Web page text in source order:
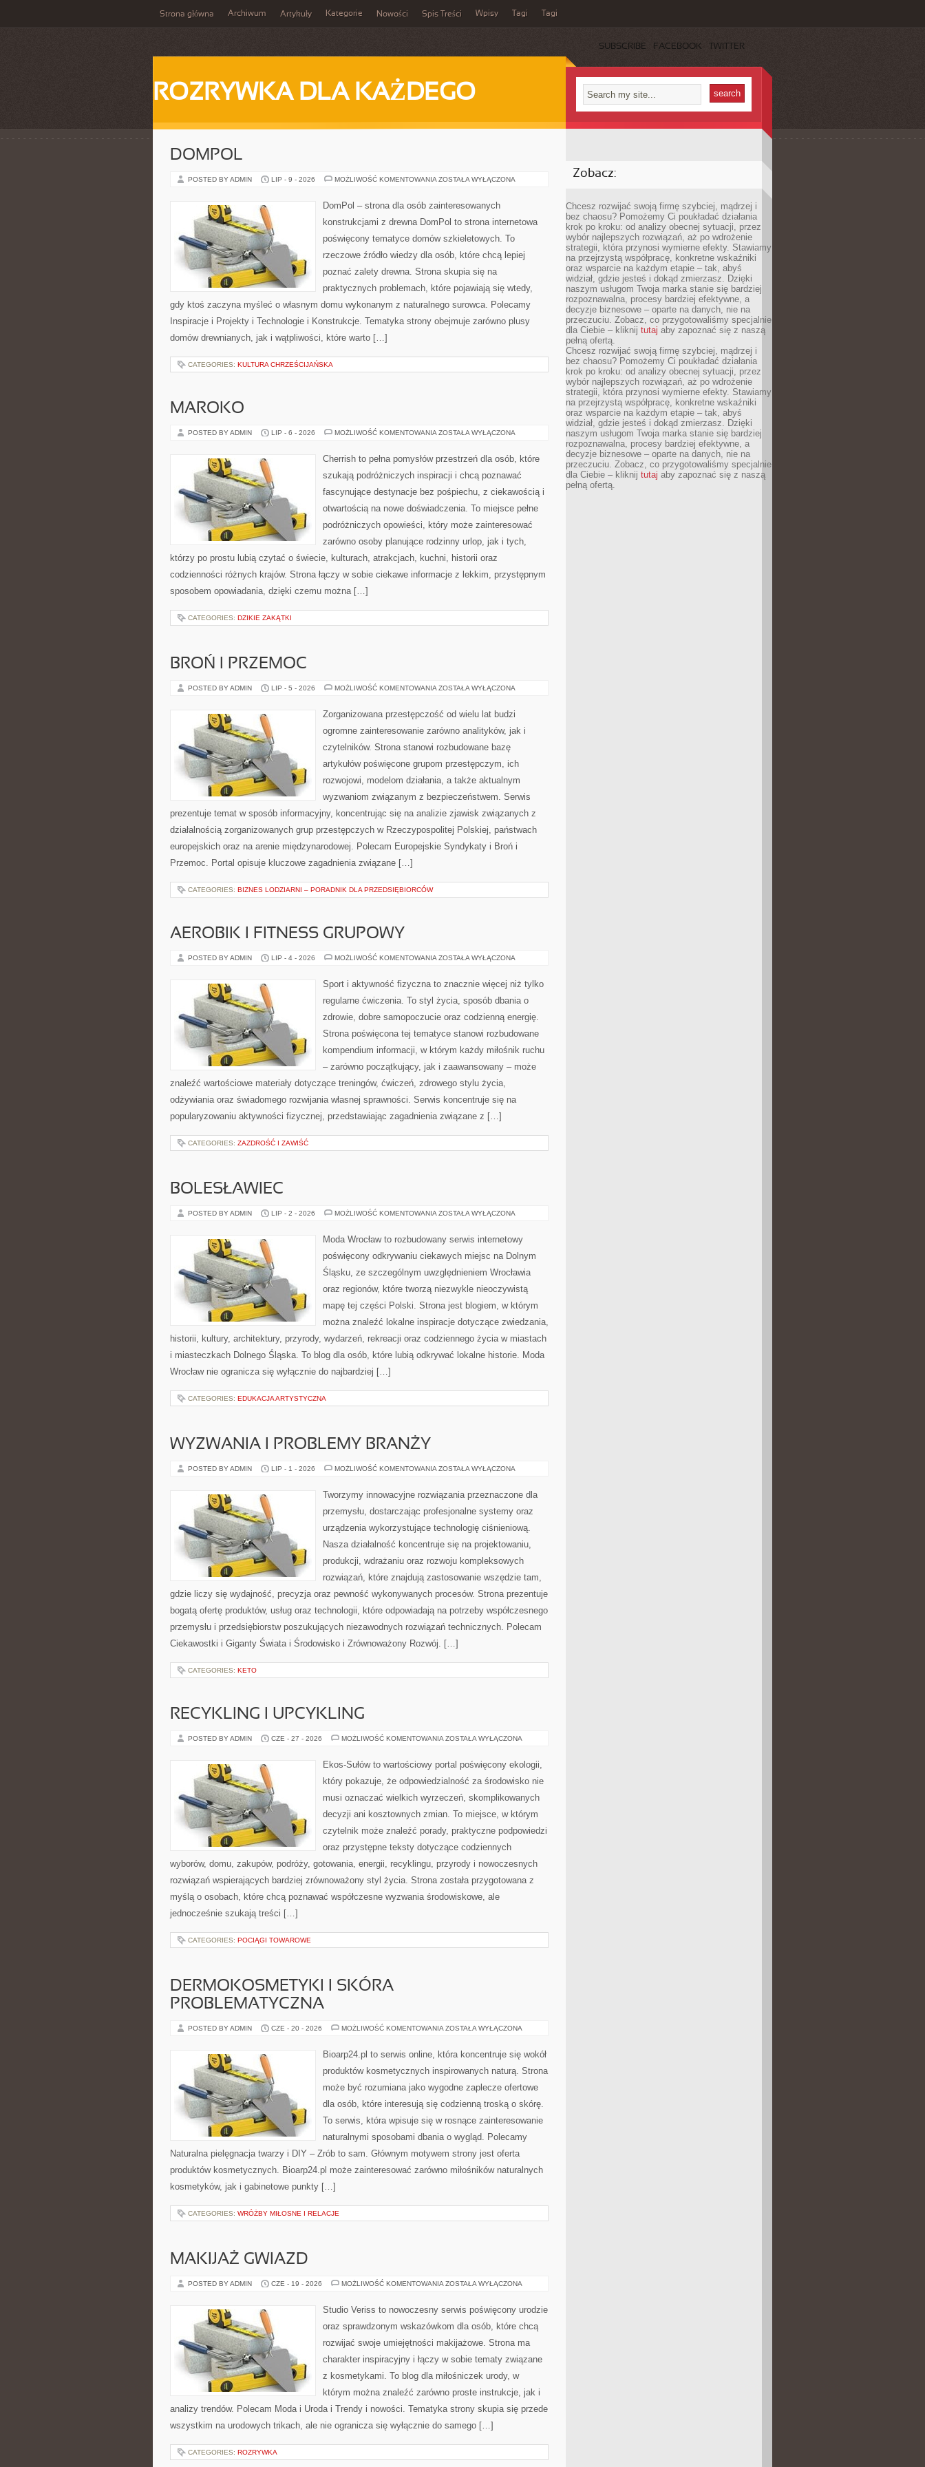
Strona główna Archiwum Artykuły Kategorie Nowości Spis Treści Wpisy Tagi Tagi
SUBSCRIBE FACEBOOK TWITTER
ROZRYWKA DLA KAŻDEGO
DOMPOL
POSTED BY ADMIN LIP - 9 - 2026 MOŻLIWOŚĆ KOMENTOWANIA DOMPOL
ZOSTAŁA WYŁĄCZONA
DomPol – strona dla osób zainteresowanych
konstrukcjami z drewna DomPol to strona internetowa
poświęcony tematyce domów szkieletowych. To
rzeczowe źródło wiedzy dla osób, które chcą lepiej
poznać zalety drewna. Strona skupia się na
praktycznych problemach, które pojawiają się wtedy,
gdy ktoś zaczyna myśleć o własnym domu wykonanym z naturalnego surowca. Polecamy
Inspiracje i Projekty i Technologie i Konstrukcje. Tematyka strony obejmuje zarówno plusy
domów drewnianych, jak i wątpliwości, które warto […]
CATEGORIES: KULTURA CHRZEŚCIJAŃSKA
MAROKO
POSTED BY ADMIN LIP - 6 - 2026 MOŻLIWOŚĆ KOMENTOWANIA MAROKO
ZOSTAŁA WYŁĄCZONA
Cherrish to pełna pomysłów przestrzeń dla osób, które
szukają podróżniczych inspiracji i chcą poznawać
fascynujące destynacje bez pośpiechu, z ciekawością i
otwartością na nowe doświadczenia. To miejsce pełne
podróżniczych opowieści, który może zainteresować
zarówno osoby planujące rodzinny urlop, jak i tych,
którzy po prostu lubią czytać o świecie, kulturach, atrakcjach, kuchni, historii oraz
codzienności różnych krajów. Strona łączy w sobie ciekawe informacje z lekkim, przystępnym
sposobem opowiadania, dzięki czemu można […]
CATEGORIES: DZIKIE ZAKĄTKI
BROŃ I PRZEMOC
POSTED BY ADMIN LIP - 5 - 2026 MOŻLIWOŚĆ KOMENTOWANIA BROŃ
ZOSTAŁA WYŁĄCZONA
Zorganizowana przestępczość od wielu lat budzi
ogromne zainteresowanie zarówno analityków, jak i
czytelników. Strona stanowi rozbudowane bazę
artykułów poświęcone grupom przestępczym, ich
rozwojowi, modelom działania, a także aktualnym
wyzwaniom związanym z bezpieczeństwem. Serwis
prezentuje temat w sposób informacyjny, koncentrując się na analizie zjawisk związanych z
działalnością zorganizowanych grup przestępczych w Rzeczypospolitej Polskiej, państwach
europejskich oraz na arenie międzynarodowej. Polecam Europejskie Syndykaty i Broń i
Przemoc. Portal opisuje kluczowe zagadnienia związane […]
CATEGORIES: BIZNES LODZIARNI – PORADNIK DLA PRZEDSIĘBIORCÓW
AEROBIK I FITNESS GRUPOWY
POSTED BY ADMIN LIP - 4 - 2026 MOŻLIWOŚĆ KOMENTOWANIA AEROBIK
GRUPOWY
ZOSTAŁA WYŁĄCZONA
Sport i aktywność fizyczna to znacznie więcej niż tylko
regularne ćwiczenia. To styl życia, sposób dbania o
zdrowie, dobre samopoczucie oraz codzienną energię.
Strona poświęcona tej tematyce stanowi rozbudowane
kompendium informacji, w którym każdy miłośnik ruchu
– zarówno początkujący, jak i zaawansowany – może
znaleźć wartościowe materiały dotyczące treningów, ćwiczeń, zdrowego stylu życia,
odżywiania oraz świadomego rozwijania własnej sprawności. Serwis koncentruje się na
popularyzowaniu aktywności fizycznej, przedstawiając zagadnienia związane z […]
CATEGORIES: ZAZDROŚĆ I ZAWIŚĆ
BOLESŁAWIEC
POSTED BY ADMIN LIP - 2 - 2026 MOŻLIWOŚĆ KOMENTOWANIA BOLESŁAWIEC
ZOSTAŁA WYŁĄCZONA
Moda Wrocław to rozbudowany serwis internetowy
poświęcony odkrywaniu ciekawych miejsc na Dolnym
Śląsku, ze szczególnym uwzględnieniem Wrocławia
oraz regionów, które tworzą niezwykle nieoczywistą
mapę tej części Polski. Strona jest blogiem, w którym
można znaleźć lokalne inspiracje dotyczące zwiedzania,
historii, kultury, architektury, przyrody, wydarzeń, rekreacji oraz codziennego życia w miastach
i miasteczkach Dolnego Śląska. To blog dla osób, które lubią odkrywać lokalne historie. Moda
Wrocław nie ogranicza się wyłącznie do najbardziej […]
CATEGORIES: EDUKACJA ARTYSTYCZNA
WYZWANIA I PROBLEMY BRANŻY
POSTED BY ADMIN LIP - 1 - 2026 MOŻLIWOŚĆ KOMENTOWANIA WYZWANIA
BRANŻY
ZOSTAŁA WYŁĄCZONA
Tworzymy innowacyjne rozwiązania przeznaczone dla
przemysłu, dostarczając profesjonalne systemy oraz
urządzenia wykorzystujące technologię ciśnieniową.
Nasza działalność koncentruje się na projektowaniu,
produkcji, wdrażaniu oraz rozwoju kompleksowych
rozwiązań, które znajdują zastosowanie wszędzie tam,
gdzie liczy się wydajność, precyzja oraz pewność wykonywanych procesów. Strona prezentuje
bogatą ofertę produktów, usług oraz technologii, które odpowiadają na potrzeby współczesnego
przemysłu i przedsiębiorstw poszukujących niezawodnych rozwiązań technicznych. Polecam
Ciekawostki i Giganty Świata i Środowisko i Zrównoważony Rozwój. […]
CATEGORIES: KETO
RECYKLING I UPCYKLING
POSTED BY ADMIN CZE - 27 - 2026 MOŻLIWOŚĆ KOMENTOWANIA RECYKLING
ZOSTAŁA WYŁĄCZONA
Ekos-Sułów to wartościowy portal poświęcony ekologii,
który pokazuje, że odpowiedzialność za środowisko nie
musi oznaczać wielkich wyrzeczeń, skomplikowanych
decyzji ani kosztownych zmian. To miejsce, w którym
czytelnik może znaleźć porady, praktyczne podpowiedzi
oraz przystępne teksty dotyczące codziennych
wyborów, domu, zakupów, podróży, gotowania, energii, recyklingu, przyrody i nowoczesnych
rozwiązań wspierających bardziej zrównoważony styl życia. Strona została przygotowana z
myślą o osobach, które chcą poznawać współczesne wyzwania środowiskowe, ale
jednocześnie szukają treści […]
CATEGORIES: POCIĄGI TOWAROWE
DERMOKOSMETYKI I SKÓRA
PROBLEMATYCZNA
POSTED BY ADMIN CZE - 20 - 2026 MOŻLIWOŚĆ KOMENTOWANIA DERMOKOSMETYKI
PROBLEMATYCZNA
ZOSTAŁA WYŁĄCZONA
Bioarp24.pl to serwis online, która koncentruje się wokół
produktów kosmetycznych inspirowanych naturą. Strona
może być rozumiana jako wygodne zaplecze ofertowe
dla osób, które interesują się codzienną troską o skórę.
To serwis, która wpisuje się w rosnące zainteresowanie
naturalnymi sposobami dbania o wygląd. Polecamy
Naturalna pielęgnacja twarzy i DIY – Zrób to sam. Głównym motywem strony jest oferta
produktów kosmetycznych. Bioarp24.pl może zainteresować zarówno miłośników naturalnych
kosmetyków, jak i gabinetowe punkty […]
CATEGORIES: WRÓŻBY MIŁOSNE I RELACJE
MAKIJAŻ GWIAZD
POSTED BY ADMIN CZE - 19 - 2026 MOŻLIWOŚĆ KOMENTOWANIA MAKIJAŻ
ZOSTAŁA WYŁĄCZONA
Studio Veriss to nowoczesny serwis poświęcony urodzie
oraz sprawdzonym wskazówkom dla osób, które chcą
rozwijać swoje umiejętności makijażowe. Strona ma
charakter inspiracyjny i łączy w sobie tematy związane
z kosmetykami. To blog dla miłośniczek urody, w
którym można znaleźć zarówno proste instrukcje, jak i
analizy trendów. Polecam Moda i Uroda i Trendy i nowości. Tematyka strony skupia się przede
wszystkim na urodowych trikach, ale nie ogranicza się wyłącznie do samego […]
CATEGORIES: ROZRYWKA
Zobacz:
Chcesz rozwijać swoją firmę szybciej, mądrzej i
bez chaosu? Pomożemy Ci poukładać działania
krok po kroku: od analizy obecnej sytuacji, przez
wybór najlepszych rozwiązań, aż po wdrożenie
strategii, która przynosi wymierne efekty. Stawiamy
na przejrzystą współpracę, konkretne wskaźniki
oraz wsparcie na każdym etapie – tak, abyś
widział, gdzie jesteś i dokąd zmierzasz. Dzięki
naszym usługom Twoja marka stanie się bardziej
rozpoznawalna, procesy bardziej efektywne, a
decyzje biznesowe – oparte na danych, nie na
przeczuciu. Zobacz, co przygotowaliśmy specjalnie
dla Ciebie – kliknij tutaj aby zapoznać się z naszą
pełną ofertą.
Chcesz rozwijać swoją firmę szybciej, mądrzej i
bez chaosu? Pomożemy Ci poukładać działania
krok po kroku: od analizy obecnej sytuacji, przez
wybór najlepszych rozwiązań, aż po wdrożenie
strategii, która przynosi wymierne efekty. Stawiamy
na przejrzystą współpracę, konkretne wskaźniki
oraz wsparcie na każdym etapie – tak, abyś
widział, gdzie jesteś i dokąd zmierzasz. Dzięki
naszym usługom Twoja marka stanie się bardziej
rozpoznawalna, procesy bardziej efektywne, a
decyzje biznesowe – oparte na danych, nie na
przeczuciu. Zobacz, co przygotowaliśmy specjalnie
dla Ciebie – kliknij tutaj aby zapoznać się z naszą
pełną ofertą.